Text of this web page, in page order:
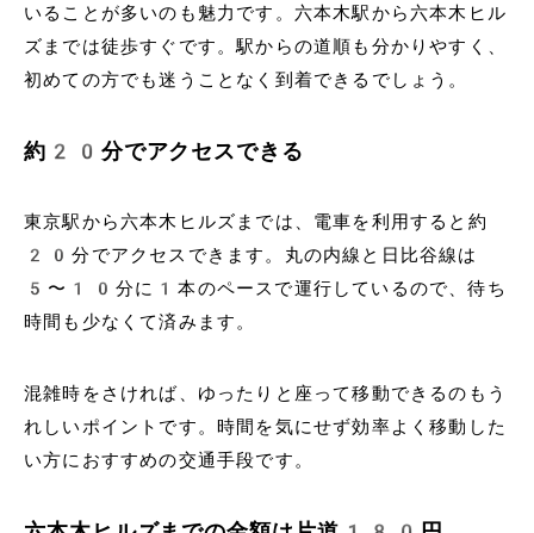
いることが多いのも魅力です。六本木駅から六本木ヒル
ズまでは徒歩すぐです。駅からの道順も分かりやすく、
初めての方でも迷うことなく到着できるでしょう。
約20分でアクセスできる
東京駅から六本木ヒルズまでは、電車を利用すると約
20分でアクセスできます。丸の内線と日比谷線は
5〜10分に1本のペースで運行しているので、待ち
時間も少なくて済みます。
混雑時をさければ、ゆったりと座って移動できるのもう
れしいポイントです。時間を気にせず効率よく移動した
い方におすすめの交通手段です。